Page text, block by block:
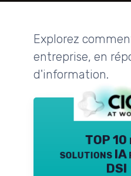
Explorez
entreprise, en
d'information.
TOP 10
solutions IA
DSI